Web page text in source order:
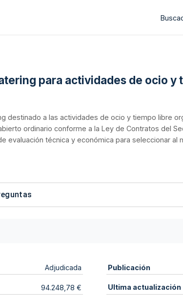
para actividades de ocio y
destinado a las actividades de ocio y tiempo libre
ordinario conforme a la Ley de Contratos del
evaluación técnica y económica para seleccionar al
Adjudicada
94.248,78 €
Publicación
Ultima actualización